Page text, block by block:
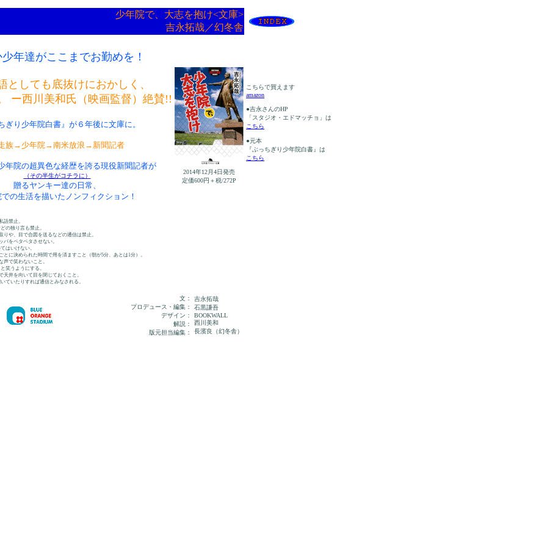
少年院で、大志を抱け<文庫>
吉永拓哉／幻冬舎
少年達がここまでお勤めを！
としても底抜けにおかしく、
ー西川美和氏（映画監督）絶賛!!
ぎり少年院白書』が６年後に文庫に。
族→少年院→南米放浪→新聞記者
年院の超異色な経歴を誇る現役新聞記者が
（その半生がコチラに）
贈るヤンキー達の日常、
での生活を描いたノンフィクション！
2014年12月4日発売
定価600円＋税/272P
こちらで買えます
amazon
●吉永さんのHP
「スタジオ・エドマッチョ」は
こちら
●元本
『ぶっちぎり少年院白書』は
こちら
語禁止。
の独り言も禁止。
りや、目で合図を送るなどの通信は禁止。
パをペタペタさせない。
はいけない。
とに決められた時間で用を済ますこと（朝が5分、あとは1分）。
声で笑わないこと。
笑うようにする。
天井を向いて目を閉じておくこと。
ていたりすれば通信とみなされる。
文：
プロデュース・編集：
デザイン：
解説：
版元担当編集：
吉永拓哉
石黒謙吾
BOOKWALL
西川美和
長濱良（幻冬舎）